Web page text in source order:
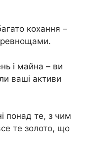
кохання –
ревнощами.
і майна – ви
ваші активи
понад те, з чим
те золото, що